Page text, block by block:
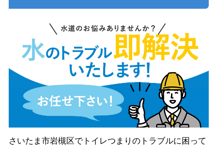
さいたま市岩槻区でトイレつまりのトラブルに困って